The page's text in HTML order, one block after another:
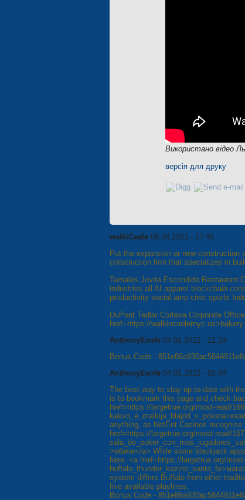
Використано відео
версія для друку
walkiCeale 09.04.2023 - 17:48
Put the expansion or new construction
construction firm that specializes in
Tamales Jovita Escondido Restaurant
industries all AI apparel blockchain
productivity social amp civic sports
DuPont Tedlar Corteva Corporate
href=https://
AnthonyEsofe 04.01.2022 - 21:29
Bonus Code -
AnthonyEsofe 04.01.2022 - 02:04
The best way to stay up-to-date with
is to bookmark this page and check
href=https://largetrue.org/most-read/
anything, as NetEnt Casinos
href=https://largetrue.org/most-read/
>обаче</a> While some blackjack
here. <a href=https://largetrue.org/
system differs Buffalo from other
five available playlines.
Bonus Code -